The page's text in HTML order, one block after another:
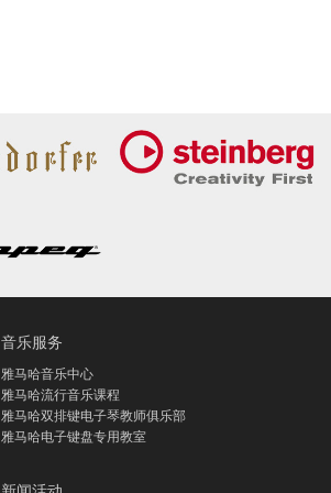
音乐服务
雅马哈音乐中心
雅马哈流行音乐课程
雅马哈双排键电子琴教师俱乐部
雅马哈电子键盘专用教室